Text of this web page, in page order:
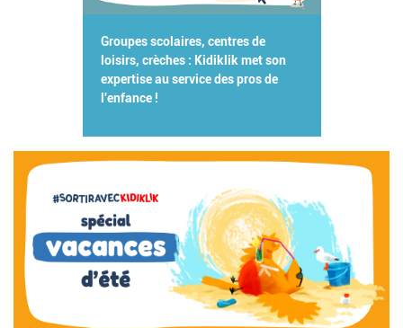
Groupes scolaires, centres de
loisirs, crèches : Kidiklik met son
expertise au service des pros de
l'enfance !